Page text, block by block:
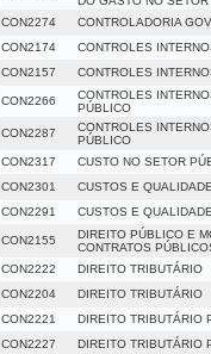
CON2274
CONTROLADORIA
CON2174
CONTROLES
CON2157
CONTROLES
CON2266
CONTROLES
PÚBLICO
CON2287
CONTROLES
PÚBLICO
CON2317
CUSTO NO SETOR
CON2301
CUSTOS E
CON2291
CUSTOS E
CON2155
DIREITO PÚBLICO E
CONTRATOS
CON2222
DIREITO TRIBUTÁRIO
CON2204
DIREITO TRIBUTÁRIO
CON2221
DIREITO TRIBUTÁRIO
CON2227
DIREITO TRIBUTÁRIO